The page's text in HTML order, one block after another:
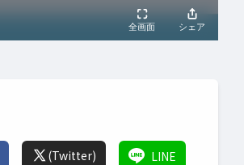
(Twitter) LINE